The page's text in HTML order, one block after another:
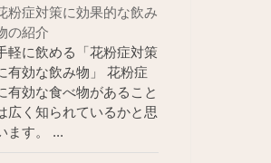
粉症対策に効果的な飲み
の紹介
軽に飲める「花粉症対策
有効な飲み物」 花粉症
有効な食べ物があること
広く知られているかと思
ます。 ...